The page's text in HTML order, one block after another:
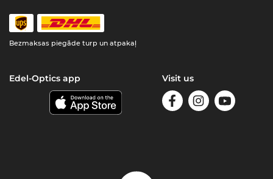
Bezmaksas piegāde turp un atpakaļ
Edel-Optics app Visit us